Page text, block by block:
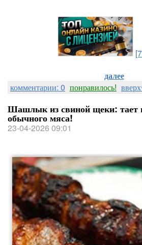
далее
комментарии: 0 понравилось!
Шашлык из свиной щеки: тает
обычного мяса!
23-04-2026 09:01